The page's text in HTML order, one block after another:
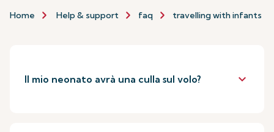
Home Help & support faq travelling with infants
Il mio neonato avrà una culla sul volo? keyboard_arrow_down